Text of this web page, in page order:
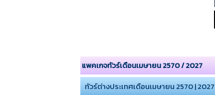
แพคเกจทัวร์เดือนเมษายน 2570 / 2027
ทัวร์ต่างประเทศเดือนเมษายน 2570 | 2027